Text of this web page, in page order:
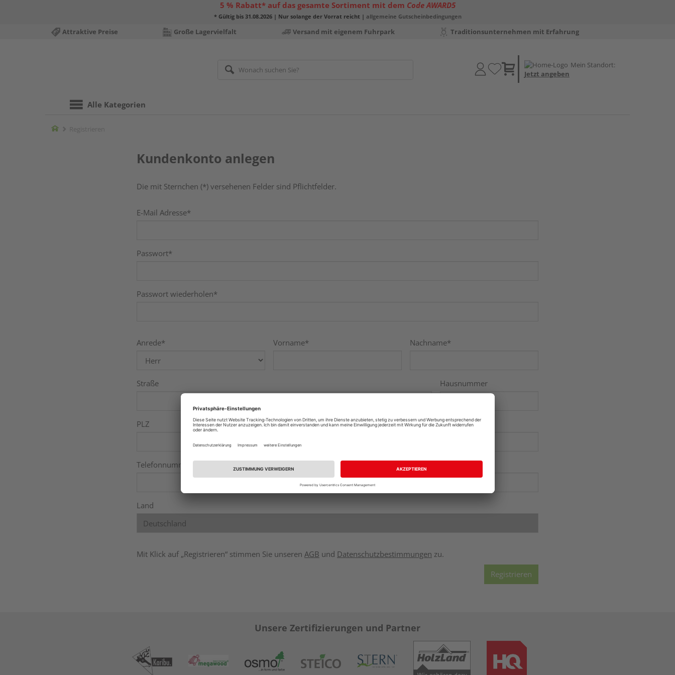
5 % Rabatt* auf das gesamte Sortiment mit dem Code AWARD5
* Gültig bis 31.08.2026 | Nur solange der Vorrat reicht | allgemeine Gutscheinbedingungen
Attraktive Preise Große Lagervielfalt Versand mit eigenem Fuhrpark Traditionsunternehmen mit Erfahrung
Mein Standort:
Jetzt angeben
Alle Kategorien
Home
Kundenkonto anlegen
Die mit Sternchen (*) versehenen Felder sind Pflichtfelder.
E-Mail Adresse*
Passwort*
Passwort wiederholen*
Anrede* Vorname* Nachname*
Straße Hausnummer
PLZ Ort
Telefonnummer
Land
Mit Klick auf „Registrieren“ stimmen Sie unseren AGB und Datenschutzbestimmungen zu.
Registrieren
Unsere Zertifizierungen und Partner